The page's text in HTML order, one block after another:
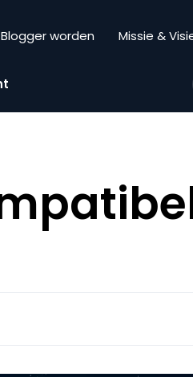
Blogger worden Missie &